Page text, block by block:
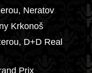
Neratov
Krkonoš
D+D Real
Prix